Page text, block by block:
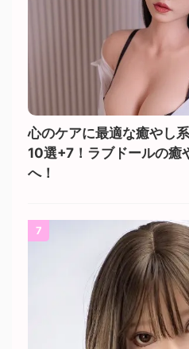
心のケアに最適な癒やし
10選+7！ラブドールの癒
へ！
7